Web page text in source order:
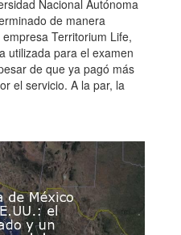
Nacional Autónoma
de manera
Territorium Life,
utilizada para el examen
de que ya pagó más
el servicio. A la par, la